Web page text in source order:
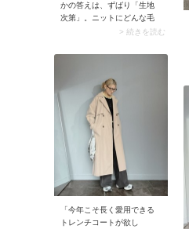
かの答えは、ずばり「生地
次第」。ニットにどんな毛
糸を使っているかによっ
す。太い毛糸や、起毛加工
温性が高いため冬向き。春
に着るなら、薄手のハイゲ
ージニットがおすすめで
す。期限は昼間でも気温が
それほど高くならない3月末
くらいまでが目安です。
> 続きを読む
「今年こそ長く愛用できる
トレンチコートが欲し